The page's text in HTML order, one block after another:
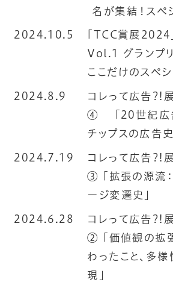
名が集結！スペ
2024.10.5
「TCC賞展2024
Vol.1 グランプ
ここだけのスペ
2024.8.9
コレって広告?!
④ 「20世紀広
チップスの広告史
2024.7.19
コレって広告?!
③ 「拡張の源流
ージ変遷史」
2024.6.28
コレって広告?!
② 「価値観の拡
わったこと、多
現」